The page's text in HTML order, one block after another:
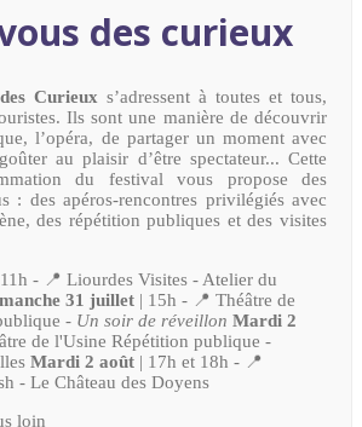
des curieux
Curieux s’adressent à toutes et tous,
Ils sont une manière de découvrir
l’opéra, de partager un moment avec
au plaisir d’être spectateur... Cette
du festival vous propose des
: des apéros-rencontres privilégiés avec
des répétition publiques et des visites
- 📍 Liourdes Visites - Atelier du
31 juillet | 15h - 📍 Théâtre de
- Un soir de réveillon Mardi 2
de l'Usine Répétition publique -
Mardi 2 août | 17h et 18h - 📍
- Le Château des Doyens
loin